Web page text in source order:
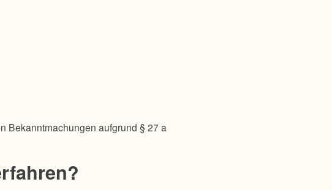
Bekanntmachungen aufgrund § 27 a